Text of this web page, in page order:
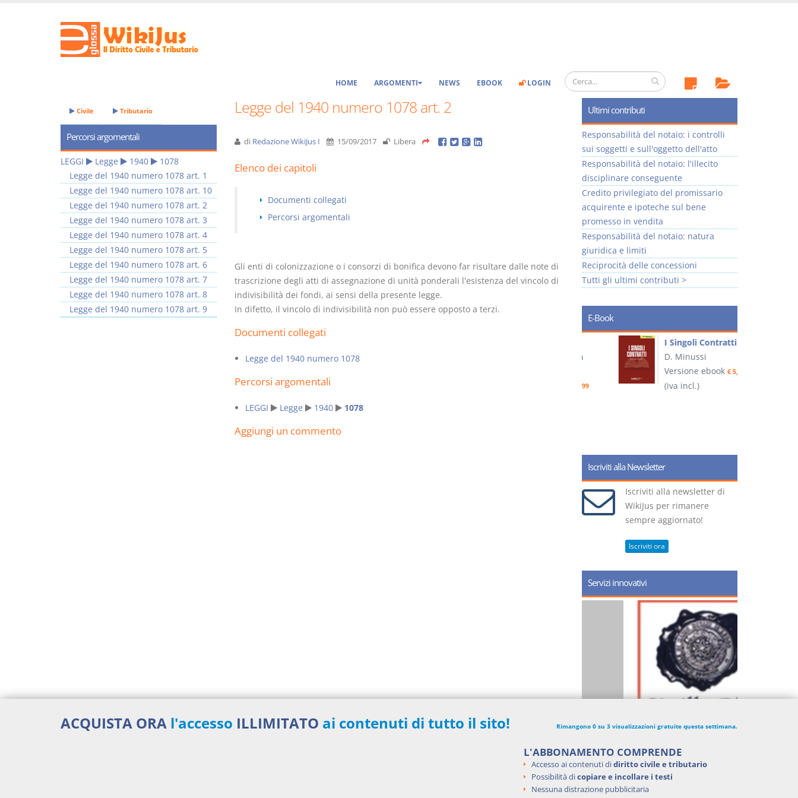
HOME ARGOMENTI NEWS EBOOK LOGIN
Legge del 1940 numero 1078 art. 2
di Redazione WikiJus I 15/09/2017 Libera
Elenco dei capitoli
Documenti collegati
Percorsi argomentali
Gli enti di colonizzazione o i consorzi di bonifica devono far risultare dalle note di
trascrizione degli atti di assegnazione di unità ponderali l'esistenza del vincolo di
indivisibilità dei fondi, ai sensi della presente legge.
In difetto, il vincolo di indivisibilità non può essere opposto a terzi.
Documenti collegati
Legge del 1940 numero 1078
Percorsi argomentali
LEGGI Legge 1940 1078
Aggiungi un commento
Civile Tributario
Percorsi argomentali
LEGGI Legge 1940
1078
Legge del 1940 numero 1078 art. 1
Legge del 1940 numero 1078 art. 10
Legge del 1940 numero 1078 art. 2
Legge del 1940 numero 1078 art. 3
Legge del 1940 numero 1078 art. 4
Legge del 1940 numero 1078 art. 5
Legge del 1940 numero 1078 art. 6
Legge del 1940 numero 1078 art. 7
Legge del 1940 numero 1078 art. 8
Legge del 1940 numero 1078 art. 9
Ultimi contributi
Responsabilità del notaio: i controlli
sui soggetti e sull'oggetto dell'atto
Responsabilità del notaio: l'illecito
disciplinare conseguente
Credito privilegiato del promissario
acquirente e ipoteche sul bene
promesso in vendita
Responsabilità del notaio: natura
giuridica e limiti
Reciprocità delle concessioni
Tutti gli ultimi contributi >
E-Book
€ 4,19
decadenza
Versione ebook
I Singoli Contratti
D. Minussi
Versione ebook € 5,99
(iva incl.)
Iscriviti alla Newsletter
Iscriviti alla newsletter di
WikiJus per rimanere
sempre aggiornato!
Iscriviti ora
Servizi innovativi
ACQUISTA ORA l'accesso ILLIMITATO ai contenuti di tutto il sito! Rimangono 0 su 3 visualizzazioni gratuite questa settimana.
L'ABBONAMENTO COMPRENDE
Accesso ai contenuti didiritto civile e tributario
Possibilità dicopiare e incollare i testi
Nessuna distrazione pubblicitaria